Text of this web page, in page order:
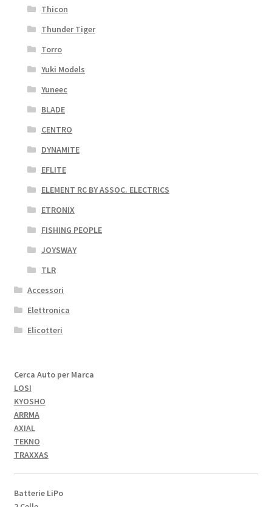
Thicon
Thunder Tiger
Torro
Yuki Models
Yuneec
BLADE
CENTRO
DYNAMITE
EFLITE
ELEMENT RC BY ASSOC. ELECTRICS
ETRONIX
FISHING PEOPLE
JOYSWAY
TLR
Accessori
Elettronica
Elicotteri
Cerca Auto per Marca
LOSI
KYOSHO
ARRMA
AXIAL
TEKNO
TRAXXAS
Batterie LiPo